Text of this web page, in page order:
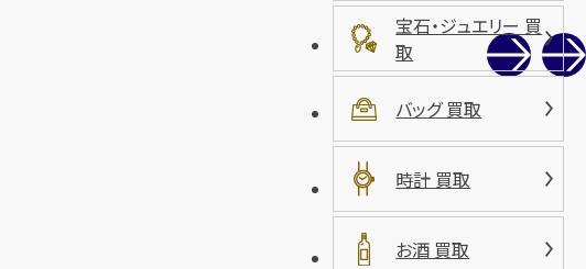
宝石・ジュエリー 買
取
バッグ 買取
時計 買取
お酒 買取